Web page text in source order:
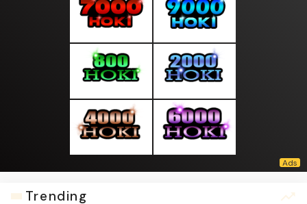
Trending